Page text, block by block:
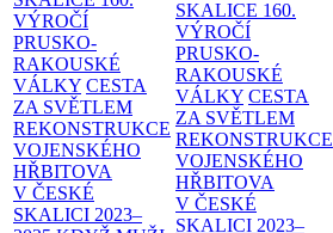
VÝROČÍ
PRUSKO-
RAKOUSKÉ
VÁLKY CESTA
ZA SVĚTLEM
REKONSTRUKCE
VOJENSKÉHO
HŘBITOVA
V ČESKÉ
SKALICI 2023–
SKALICE 160.
VÝROČÍ
PRUSKO-
RAKOUSKÉ
VÁLKY CESTA
ZA SVĚTLEM
REKONSTRUKCE
VOJENSKÉHO
HŘBITOVA
V ČESKÉ
SKALICI 2023–